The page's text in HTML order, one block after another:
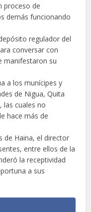
proceso de
demás funcionando
regulador del
conversar con
manifestaron su
a los munícipes y
de Nigua, Quita
las cuales no
hace más de
de Haina, el director
entre ellos de la
la receptividad
a sus